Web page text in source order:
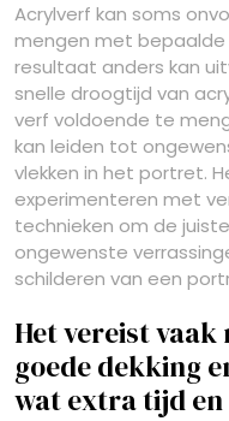
Acrylverf kan soms
mengen met
resultaat anders kan
snelle droogtijd van
verf voldoende te
kan leiden tot
vlekken in het portret.
experimenteren met
technieken om de
ongewenste
schilderen van een
Het vereist
goede dekking
wat extra tijd